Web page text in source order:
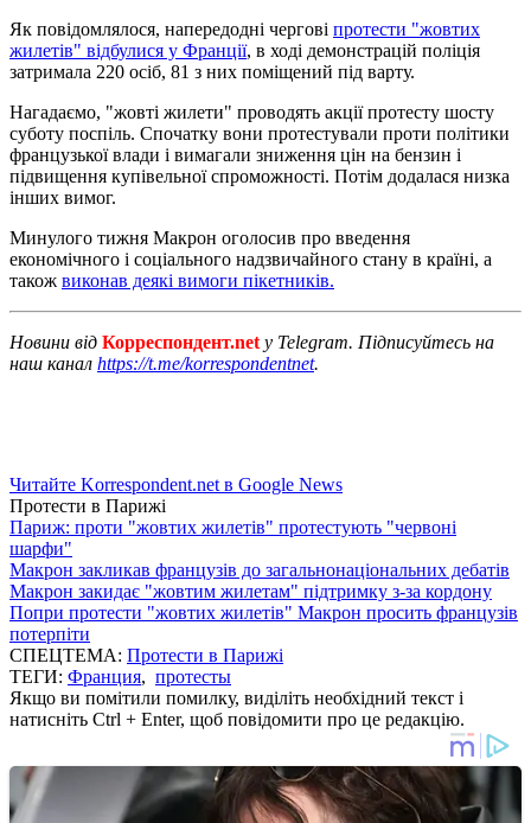
Як повідомлялося, напередодні чергові протести "жовтих
жилетів" відбулися у Франції, в ході демонстрацій поліція
затримала 220 осіб, 81 з них поміщений під варту.
Нагадаємо, "жовті жилети" проводять акції протесту шосту
суботу поспіль. Спочатку вони протестували проти політики
французької влади і вимагали зниження цін на бензин і
підвищення купівельної спроможності. Потім додалася низка
інших вимог.
Минулого тижня Макрон оголосив про введення
економічного і соціального надзвичайного стану в країні, а
також виконав деякі вимоги пікетників.
Новини від Корреспондент.net у Telegram. Підписуйтесь на
наш канал https://t.me/korrespondentnet.
Читайте Korrespondent.net в Google News
Протести в Парижі
Париж: проти "жовтих жилетів" протестують "червоні
шарфи"
Макрон закликав французів до загальнонаціональних дебатів
Макрон закидає "жовтим жилетам" підтримку з-за кордону
Попри протести "жовтих жилетів" Макрон просить французів
потерпіти
СПЕЦТЕМА: Протести в Парижі
ТЕГИ: Франция, протесты
Якщо ви помітили помилку, виділіть необхідний текст і
натисніть Ctrl + Enter, щоб повідомити про це редакцію.